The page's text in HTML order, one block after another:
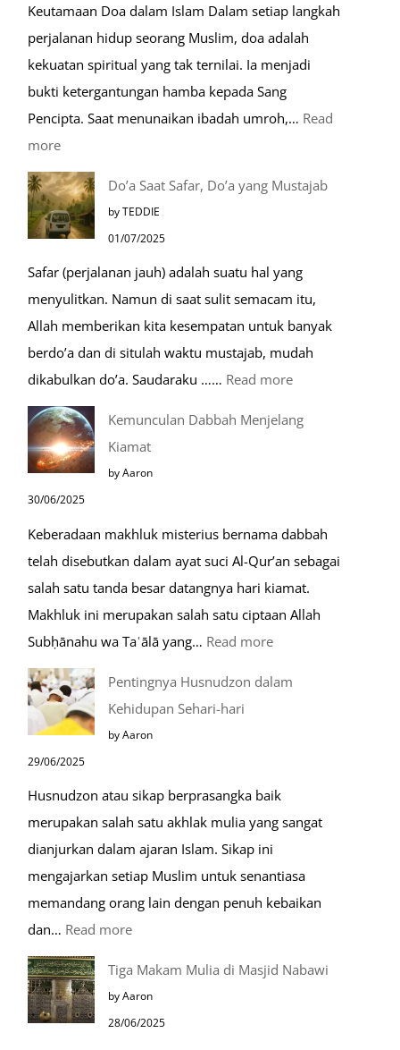
Paket
Umroh
Dengan
Kereta
Cepat
Keutamaan Doa dalam Islam Dalam setiap langkah
perjalanan hidup seorang Muslim, doa adalah
kekuatan spiritual yang tak ternilai. Ia menjadi
bukti ketergantungan hamba kepada Sang
Pencipta. Saat menunaikan ibadah umroh,… Read
more:
Tempat-
Tempat
Mustajab
Berdoa
Saat
Umroh
Do’a Saat Safar, Do’a yang Mustajab
by TEDDIE
01/07/2025
Safar (perjalanan jauh) adalah suatu hal yang
menyulitkan. Namun di saat sulit semacam itu,
Allah memberikan kita kesempatan untuk banyak
berdo’a dan di situlah waktu mustajab, mudah
dikabulkan do’a. Saudaraku …… Read more:
Saat
Mustajab
Kemunculan Dabbah Menjelang
Kiamat
by Aaron
30/06/2025
Keberadaan makhluk misterius bernama dabbah
telah disebutkan dalam ayat suci Al-Qur’an sebagai
salah satu tanda besar datangnya hari kiamat.
Makhluk ini merupakan salah satu ciptaan Allah
Subḥānahu wa Taʿālā yang… Read more:
Pentingnya Husnudzon dalam
Kehidupan Sehari-hari
by Aaron
29/06/2025
Husnudzon atau sikap berprasangka baik
merupakan salah satu akhlak mulia yang sangat
dianjurkan dalam ajaran Islam. Sikap ini
mengajarkan setiap Muslim untuk senantiasa
memandang orang lain dengan penuh kebaikan
dan… Read more:
Tiga Makam Mulia di Masjid Nabawi
by Aaron
28/06/2025